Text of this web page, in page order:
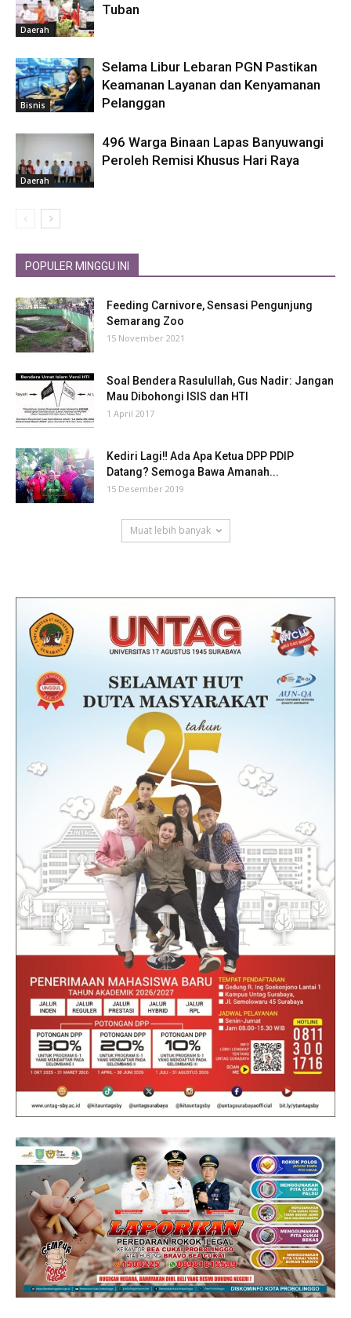
Daerah
Tuban
Bisnis
Selama Libur Lebaran PGN Pastikan
Keamanan Layanan dan Kenyamanan
Pelanggan
Daerah
496 Warga Binaan Lapas Banyuwangi
Peroleh Remisi Khusus Hari Raya
POPULER MINGGU INI
Feeding Carnivore, Sensasi Pengunjung
Semarang Zoo
15 November 2021
Soal Bendera Rasulullah, Gus Nadir: Jangan
Mau Dibohongi ISIS dan HTI
1 April 2017
Kediri Lagi‼ Ada Apa Ketua DPP PDIP
Datang? Semoga Bawa Amanah...
15 Desember 2019
Muat lebih banyak